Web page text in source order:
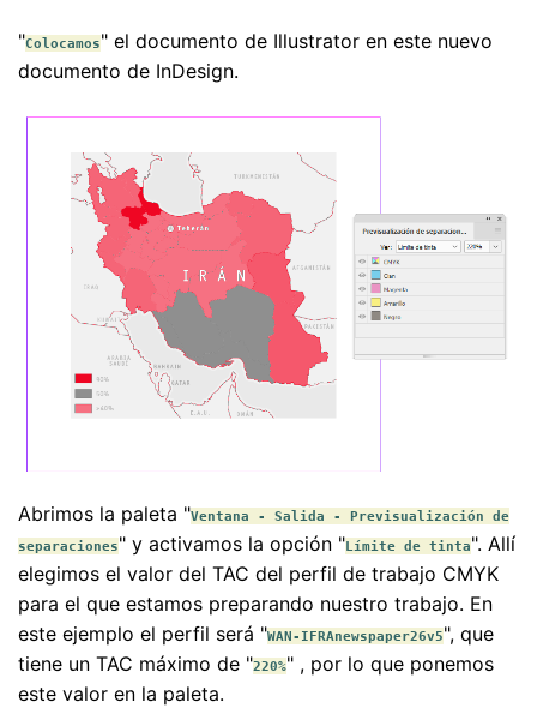
"Colocamos" el documento de Illustrator en este nuevo
documento de InDesign.
Abrimos la paleta "Ventana - Salida - Previsualización de
separaciones" y activamos la opción "Límite de tinta". Allí
elegimos el valor del TAC del perfil de trabajo CMYK
para el que estamos preparando nuestro trabajo. En
este ejemplo el perfil será "WAN-IFRAnewspaper26v5", que
tiene un TAC máximo de "220%" , por lo que ponemos
este valor en la paleta.